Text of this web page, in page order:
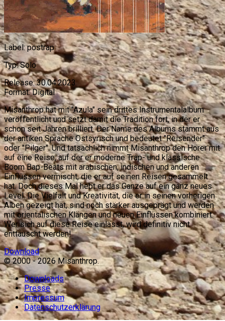
Label: postrap
Typ: Solo
Release: 30.04.2023
Format: Digital
Misanthrop hat mit "Azula" sein drittes Instrumentalalbum
veröffentlicht und setzt damit die Tradition fort, in der er
schon seit Jahren brilliert. Der Name des Albums stammt aus
der antiken Sprache Ostsyrisch und bedeutet "Reisender"
oder "Pilger". Und tatsächlich nimmt Misanthrop den Hörer mit
auf eine Reise, auf der er moderne Trap- und klassische
Boom Bap-Beats mit arabischen, indischen und anderen
Einflüssen vermischt, die er auf seinen Reisen gesammelt
hat. Doch dieses Mal hebt er das Ganze auf ein ganz neues
Level. Die Vielfalt und Kreativität, die er in seinen vorherigen
Alben gezeigt hat, sind noch stärker ausgeprägt und werden
mit orientalischen Klängen und neuen Einflüssen kombiniert.
Wer sich auf diese Reise einlässt, wird definitiv nicht
enttäuscht werden!
Download
© 2000 -2026Misanthrop.
Downloads
Presse
Impressum
Datenschutzerklärung